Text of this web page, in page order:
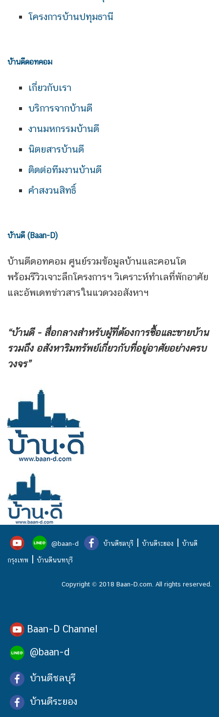
โครงการบ้านปทุมธานี
บ้านดีดอทคอม
เกี่ยวกับเรา
บริการจากบ้านดี
งานมหกรรมบ้านดี
นิตยสารบ้านดี
ติดต่อทีมงานบ้านดี
คำสงวนสิทธิ์
บ้านดี (Baan-D)
บ้านดีดอทคอม ศูนย์รวมข้อมูลบ้านและคอนโด
พร้อมรีวิวเจาะลึกโครงการฯ วิเคราะห์ทำเลที่พักอาศัย
และอัพเดทข่าวสารในแวดวงอสังหาฯ
“บ้านดี - สื่อกลางสำหรับผู้ที่ต้องการซื้อและขายบ้าน
รวมถึง อสังหาริมทรัพย์เกี่ยวกับที่อยู่อาศัยอย่างครบ
วงจร”
@baan-d บ้านดีชลบุรี | บ้านดีระยอง | บ้านดี
กรุงเทพ | บ้านดีนนทบุรี
Copyright © 2018 Baan-D.com. All rights reserved.
Baan-D Channel
@baan-d
บ้านดีชลบุรี
บ้านดีระยอง